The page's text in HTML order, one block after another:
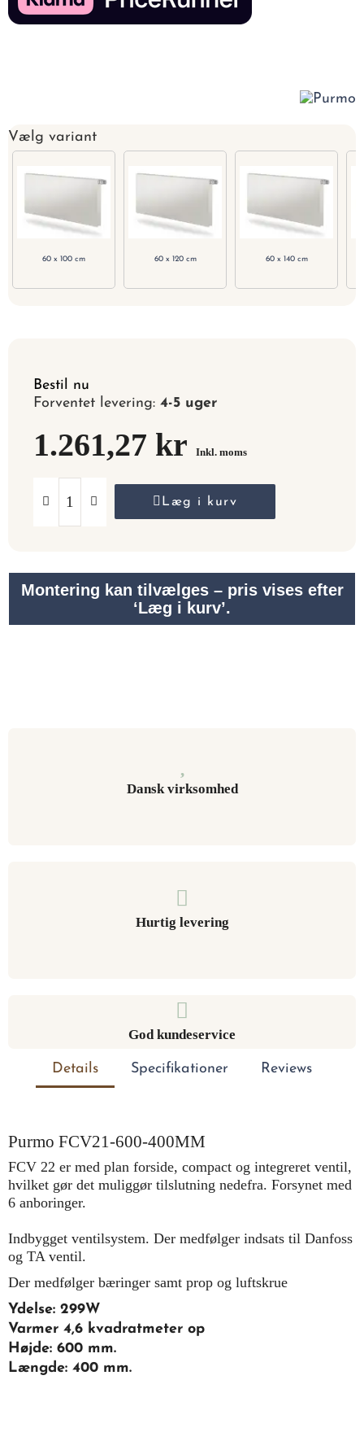
Vælg variant
60 x 100 cm 60 x 120 cm 60 x 140 cm
Bestil nu
Forventet levering: 4-5 uger
1.261,27 kr Inkl. moms
Læg i kurv
Montering kan tilvælges – pris vises efter
‘Læg i kurv’.
Dansk virksomhed
Hurtig levering
God kundeservice
Details Specifikationer Reviews
Purmo FCV21-600-400MM
FCV 22 er med plan forside, compact og integreret ventil,
hvilket gør det muliggør tilslutning nedefra. Forsynet med
6 anboringer.
Indbygget ventilsystem. Der medfølger indsats til Danfoss
og TA ventil.
Der medfølger bæringer samt prop og luftskrue
Ydelse: 299W
Varmer 4,6 kvadratmeter op
Højde: 600 mm.
Længde: 400 mm.